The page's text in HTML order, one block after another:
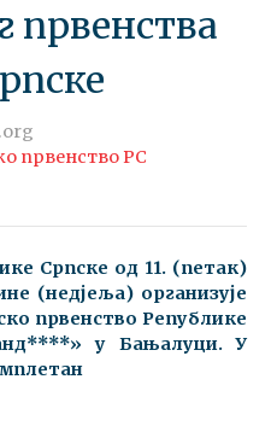
првенства
првенство РС
Српске oд 11. (петак)
(недјеља) организује
првенство Републике
» у Бањалуци. У